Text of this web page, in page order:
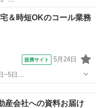
務地・最寄
ールド・ファ...
＆時短OKのコール業務
提携サイト 5月24日
13:00~19:00 月/
産会社への資料お届け